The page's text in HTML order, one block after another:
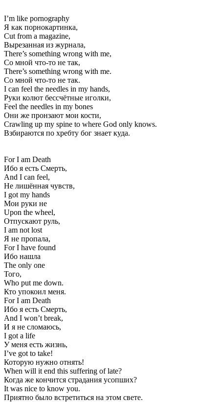
I’m like pornography
Я как порнокартинка,
Cut from a magazine,
Вырезанная из журнала,
There’s something wrong with me,
Со мной что-то не так,
There’s something wrong with me.
Со мной что-то не так.
I can feel the needles in my hands,
Руки колют бессчётные иголки,
Feel the needles in my bones
Они же пронзают мои кости,
Crawling up my spine to where God only knows.
Взбираются по хребту бог знает куда.
For I am Death
Ибо я есть Смерть,
And I can feel,
Не лишённая чувств,
I got my hands
Мои руки не
Upon the wheel,
Отпускают руль,
I am not lost
Я не пропала,
For I have found
Ибо нашла
The only one
Того,
Who put me down.
Кто упокоил меня.
For I am Death
Ибо я есть Смерть,
And I won’t break,
И я не сломаюсь,
I got a life
У меня есть жизнь,
I’ve got to take!
Которую нужно отнять!
When will it end this suffering of late?
Когда же кончится страдания усопших?
It was nice to know you.
Приятно было встретиться на этом свете.